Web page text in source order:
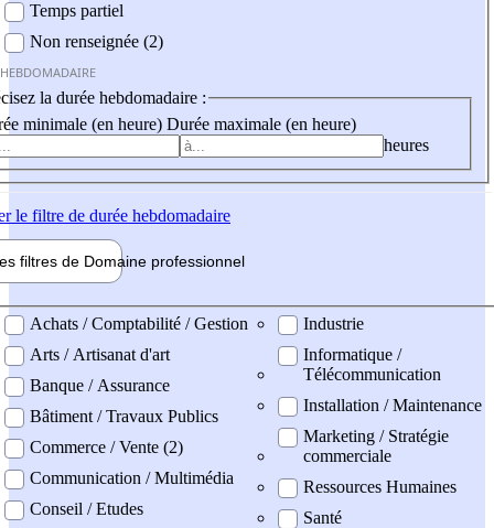
Temps partiel
Non renseignée (2)
la durée hebdomadaire :
minimale (en heure) Durée maximale (en heure)
heures
le filtre de durée hebdomadaire
filtres de Domaine professionnel
professionel
Achats / Comptabilité / Gestion
Arts / Artisanat d'art
Banque / Assurance
Bâtiment / Travaux Publics
Commerce / Vente (2)
Communication / Multimédia
Conseil / Etudes
Industrie
Informatique /
Télécommunication
Installation / Maintenance
Marketing / Stratégie
commerciale
Ressources Humaines
Santé